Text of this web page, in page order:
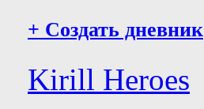
+ Создать дневник
Kirill Heroes